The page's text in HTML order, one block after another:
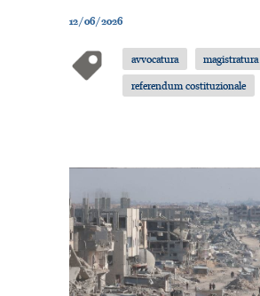
12/06/2026
avvocatura
magistratura
referendum costituzionale